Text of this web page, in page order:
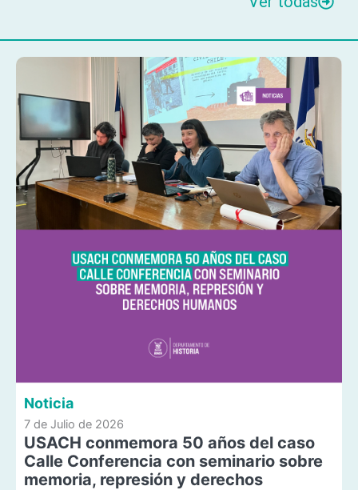
Noticia
7 de Julio de 2026
USACH conmemora 50 años del caso
Calle Conferencia con seminario sobre
memoria, represión y derechos